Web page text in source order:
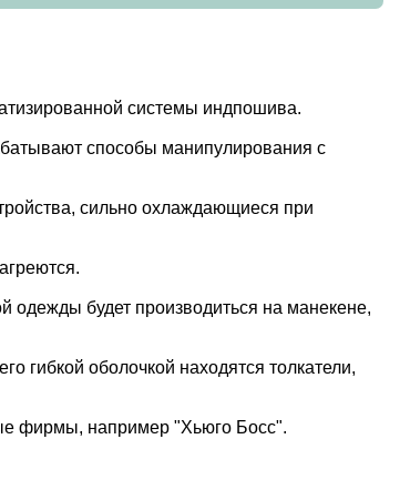
системы индпошива.
способы манипулирования с
сильно охлаждающиеся при
одежды будет производиться на манекене,
гибкой оболочкой находятся толкатели,
фирмы, например "Хьюго Босс".